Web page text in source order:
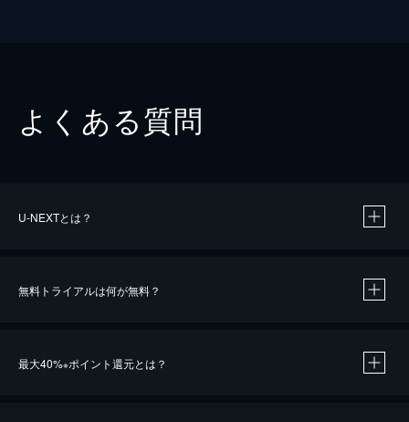
よくある質問
U-NEXTとは？
無料トライアルは何が無料？
最大40%※ポイント還元とは？